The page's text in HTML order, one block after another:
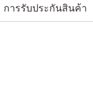
การรับประกันสินค้า